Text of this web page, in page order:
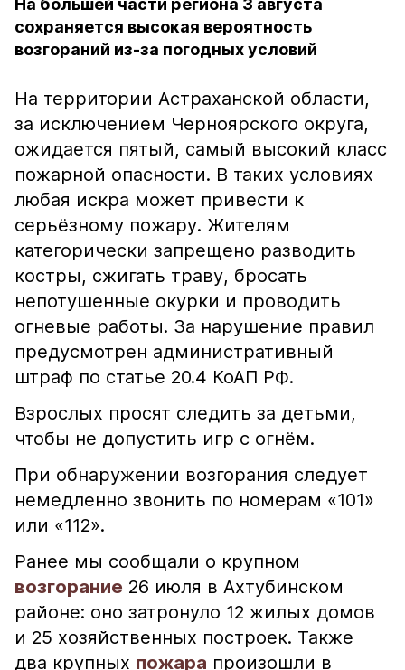
На большей части региона 3 августа
сохраняется высокая вероятность
возгораний из-за погодных условий
На территории Астраханской области,
за исключением Черноярского округа,
ожидается пятый, самый высокий класс
пожарной опасности. В таких условиях
любая искра может привести к
серьёзному пожару. Жителям
категорически запрещено разводить
костры, сжигать траву, бросать
непотушенные окурки и проводить
огневые работы. За нарушение правил
предусмотрен административный
штраф по статье 20.4 КоАП РФ.
Взрослых просят следить за детьми,
чтобы не допустить игр с огнём.
При обнаружении возгорания следует
немедленно звонить по номерам «101»
или «112».
Ранее мы сообщали о крупном
возгорание 26 июля в Ахтубинском
районе: оно затронуло 12 жилых домов
и 25 хозяйственных построек. Также
два крупных пожара произошли в